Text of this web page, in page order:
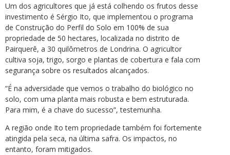
Um dos agricultores que já está colhendo os frutos desse
investimento é Sérgio Ito, que implementou o programa
de Construção do Perfil do Solo em 100% de sua
propriedade de 50 hectares, localizada no distrito de
Pairquerê, a 30 quilômetros de Londrina. O agricultor
cultiva soja, trigo, sorgo e plantas de cobertura e fala com
segurança sobre os resultados alcançados.
“É na adversidade que vemos o trabalho do biológico no
solo, com uma planta mais robusta e bem estruturada.
Para mim, é a chave do sucesso”, testemunha.
A região onde Ito tem propriedade também foi fortemente
atingida pela seca, na última safra. Os impactos, no
entanto, foram mitigados.